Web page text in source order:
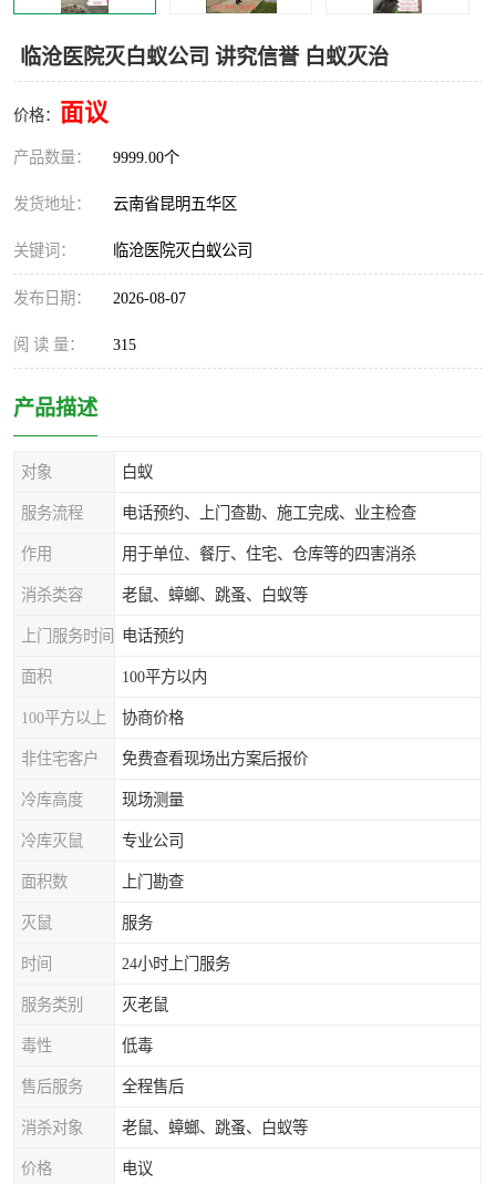
临沧医院灭白蚁公司 讲究信誉 白蚁灭治
价格： 面议
产品数量： 9999.00个
发货地址： 云南省昆明五华区
关键词： 临沧医院灭白蚁公司
发布日期： 2026-08-07
阅 读 量： 315
产品描述
对象 白蚁
服务流程 电话预约、上门查勘、施工完成、业主检查
作用 用于单位、餐厅、住宅、仓库等的四害消杀
消杀类容 老鼠、蟑螂、跳蚤、白蚁等
上门服务时间 电话预约
面积 100平方以内
100平方以上 协商价格
非住宅客户 免费查看现场出方案后报价
冷库高度 现场测量
冷库灭鼠 专业公司
面积数 上门勘查
灭鼠 服务
时间 24小时上门服务
服务类别 灭老鼠
毒性 低毒
售后服务 全程售后
消杀对象 老鼠、蟑螂、跳蚤、白蚁等
价格 电议